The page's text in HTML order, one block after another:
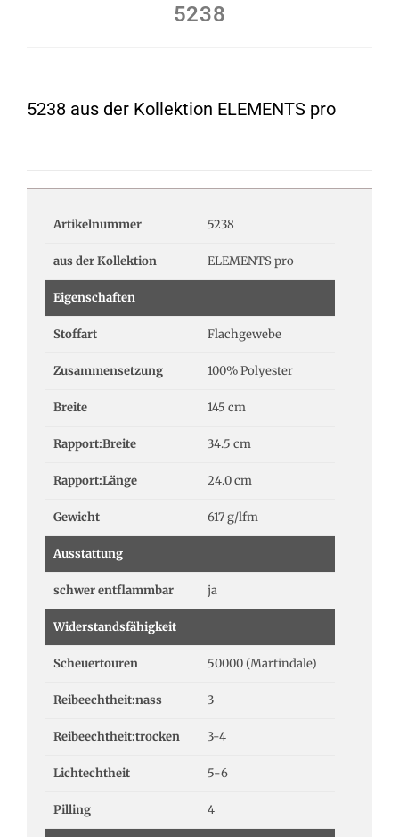
5238
5238 aus der Kollektion ELEMENTS pro
Artikelnummer 5238
aus der Kollektion ELEMENTS pro
Eigenschaften
Stoffart Flachgewebe
Zusammensetzung 100% Polyester
Breite 145 cm
Rapport:Breite 34.5 cm
Rapport:Länge 24.0 cm
Gewicht 617 g/lfm
Ausstattung
schwer entflammbar ja
Widerstandsfähigkeit
Scheuertouren 50000 (Martindale)
Reibeechtheit:nass 3
Reibeechtheit:trocken 3-4
Lichtechtheit 5-6
Pilling 4